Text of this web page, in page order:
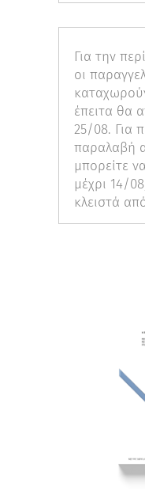
Για την
οι
έπειτα θα
25/08. Για
παραλαβή
μπορείτε
μέχρι 14/
κλειστά